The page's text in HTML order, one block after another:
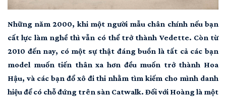
Những năm 2000, khi một người mẫu chân chính nếu bạn
cất lực làm nghề thì vẫn có thể trở thành Vedette. Còn từ
2010 đến nay, có một sự thật đáng buồn là tất cả các bạn
model muốn tiến thân xa hơn đều muốn trở thành Hoa
Hậu, và các bạn đổ xô đi thi nhằm tìm kiếm cho mình danh
hiệu để có chỗ đứng trên sàn Catwalk. Đối với Hoàng là một